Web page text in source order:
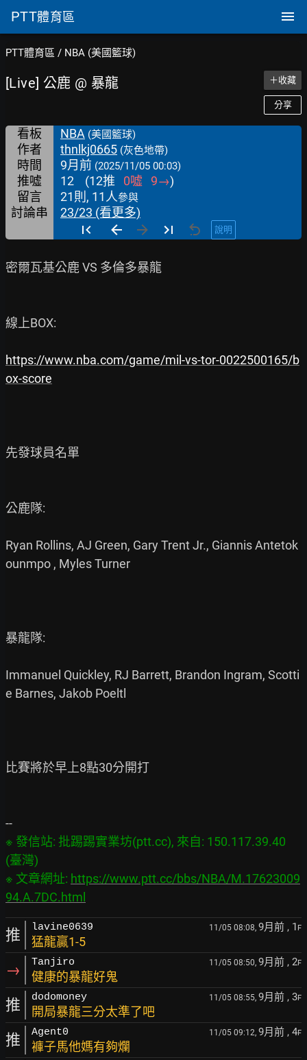
PTT體育區
PTT體育區 / NBA (美國籃球)
[Live] 公鹿 @ 暴龍 ＋收藏
分享
看板 NBA (美國籃球)
作者 thnlkj0665 (灰色地帶)
時間 9月前 (2025/11/05 00:03)
推噓 12 (12推 0噓 9→)
留言
21則, 11人參與
討論串 23/23 (看更多)
說明
密爾瓦基公鹿 VS 多倫多暴龍
線上BOX:
https://www.nba.com/game/mil-vs-tor-0022500165/b
ox-score
先發球員名單
公鹿隊:
Ryan Rollins, AJ Green, Gary Trent Jr., Giannis Antetok
ounmpo , Myles Turner
暴龍隊:
Immanuel Quickley, RJ Barrett, Brandon Ingram, Scotti
e Barnes, Jakob Poeltl
比賽將於早上8點30分開打
※ 發信站: 批踢踢實業坊(ptt.cc), 來自: 150.117.39.40
(臺灣)
※ 文章網址: https://www.ptt.cc/bbs/NBA/M.17623009
94.A.7DC.html
推 lavine0639 11/05 08:08, 9月前 , 1 F
猛龍贏1-5
→ Tanjiro 11/05 08:50, 9月前 , 2F
健康的暴龍好鬼
推 dodomoney 11/05 08:55, 9月前 , 3F
開局暴龍三分太準了吧
推 Agent0 11/05 09:12, 9月前 , 4F
褲子馬他媽有夠爛